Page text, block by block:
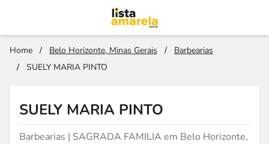
Home / Belo Horizonte, Minas Gerais /
Barbearias
/
SUELY MARIA PINTO
SUELY MARIA PINTO
Barbearias | SAGRADA FAMILIA em Belo Horizonte,